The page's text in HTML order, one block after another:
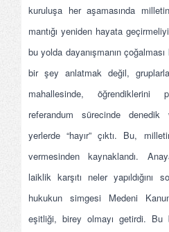
kuruluşa her aşamasında
mantığı yeniden hayata
bu yolda dayanışmanın
bir şey anlatmak değil,
mahallesinde, öğrendiklerini
referandum sürecinde
yerlerde “hayır” çıktı. Bu,
vermesinden kaynaklandı.
laiklik karşıtı neler
hukukun simgesi Medeni
eşitliği, birey olmayı getirdi. Bu